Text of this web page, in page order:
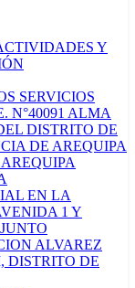
Y
SERVICIOS
N°40091 ALMA
DISTRITO DE
DE AREQUIPA
EN LA
1 Y
ALVAREZ
DISTRITO DE